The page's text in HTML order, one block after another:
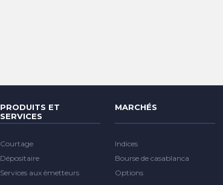
PRODUITS ET
SERVICES
Courtage
Dépositaire
Services aux émetteurs
MARCHÉS
Indices
Bourse de casablanca
Options